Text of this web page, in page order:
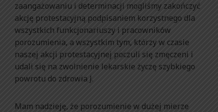
zaangażowaniu i determinacji mogliśmy zakończyć
akcję protestacyjną podpisaniem korzystnego dla
wszystkich funkcjonariuszy i pracowników
porozumienia, a wszystkim tym, którzy w czasie
naszej akcji protestacyjnej poczuli się zmęczeni i
udali się na zwolnienie lekarskie życzę szybkiego
powrotu do zdrowia J.
Mam nadzieję, że porozumienie w dużej mierze